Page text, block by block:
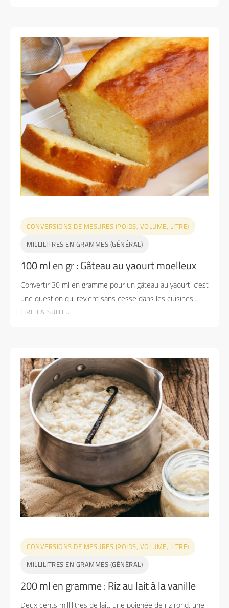
CONVERSIONS DE MESURES (POIDS, VOLUME, LITRE)
MILLILITRES EN GRAMMES (GÉNÉRAL)
100 ml en gr : Gâteau au yaourt moelleux
Convertir 30 ml en gramme pour un gâteau au yaourt, c’est
une question qui revient sans cesse dans les cuisines.…
LIRE LA SUITE...
CONVERSIONS DE MESURES (POIDS, VOLUME, LITRE)
MILLILITRES EN GRAMMES (GÉNÉRAL)
200 ml en gramme : Riz au lait à la vanille
Deux cents millilitres de lait, une poignée de riz rond, une